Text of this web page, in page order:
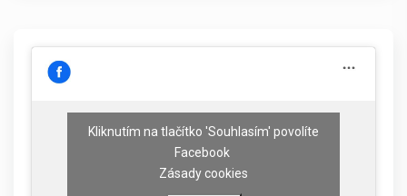
Kliknutím na tlačítko 'Souhlasím' povolíte
Facebook
Zásady cookies